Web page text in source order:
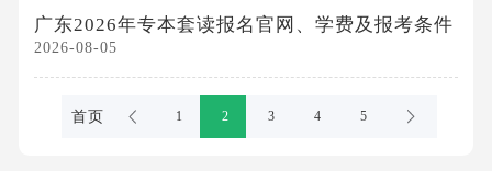
广东2026年专本套读报名官网、学费及报考条件
2026-08-05
首页 1 2 3 4 5